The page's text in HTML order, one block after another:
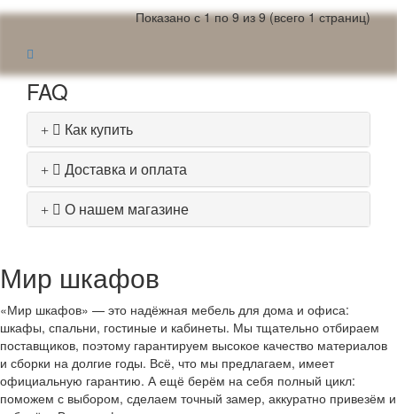
Показано с 1 по 9 из 9 (всего 1 страниц)
FAQ
Как купить
Доставка и оплата
О нашем магазине
Мир шкафов
«Мир шкафов» — это надёжная мебель для дома и офиса:
шкафы, спальни, гостиные и кабинеты. Мы тщательно отбираем
поставщиков, поэтому гарантируем высокое качество материалов
и сборки на долгие годы. Всё, что мы предлагаем, имеет
официальную гарантию. А ещё берём на себя полный цикл:
поможем с выбором, сделаем точный замер, аккуратно привезём и